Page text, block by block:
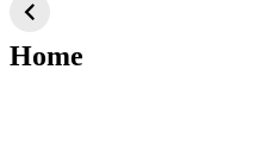
तकनीक जो आपको
2024 के लिए सीखनी
चाहिए
Home